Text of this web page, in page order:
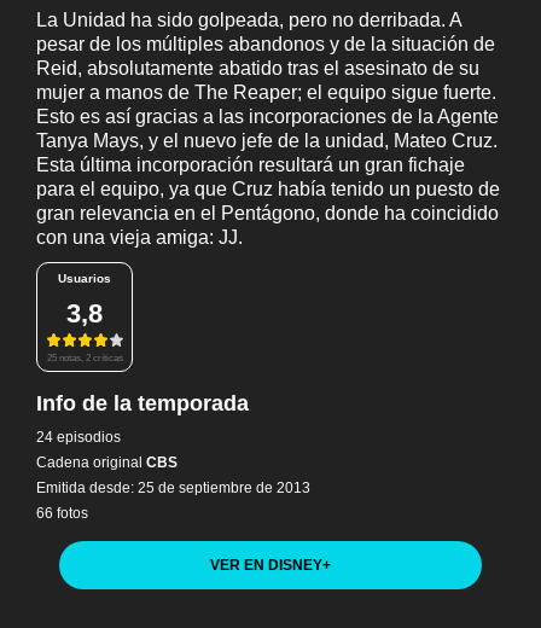
La Unidad ha sido golpeada, pero no derribada. A
pesar de los múltiples abandonos y de la situación de
Reid, absolutamente abatido tras el asesinato de su
mujer a manos de The Reaper; el equipo sigue fuerte.
Esto es así gracias a las incorporaciones de la Agente
Tanya Mays, y el nuevo jefe de la unidad, Mateo Cruz.
Esta última incorporación resultará un gran fichaje
para el equipo, ya que Cruz había tenido un puesto de
gran relevancia en el Pentágono, donde ha coincidido
con una vieja amiga: JJ.
Usuarios
3,8
25 notas, 2 críticas
Info de la temporada
24 episodios
Cadena original CBS
Emitida desde: 25 de septiembre de 2013
66 fotos
VER EN DISNEY+